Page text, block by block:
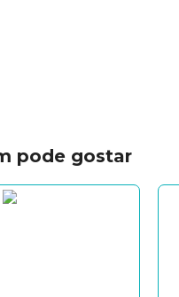
pode gostar